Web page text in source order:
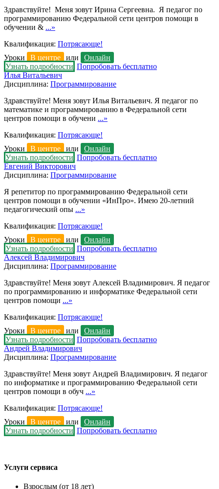
Здравствуйте! Меня зовут Ирина Сергеевна. Я педагог по
программированию Федеральной сети центров помощи в
обучении & ...»
Квалификация: Потрясающе!
Уроки
В центре или
Онлайн
Узнать подробности Попробовать бесплатно
Илья Витальевич
Дисциплина: Программирование
Здравствуйте! Меня зовут Илья Витальевич. Я педагог по
математике и программированию в Федеральной сети
центров помощи в обучени ...»
Квалификация: Потрясающе!
Уроки
В центре или
Онлайн
Узнать подробности Попробовать бесплатно
Евгений Викторович
Дисциплина: Программирование
Я репетитор по программированию Федеральной сети
центров помощи в обучении «ИнПро». Имею 20-летний
педагогический опы ...»
Квалификация: Потрясающе!
Уроки
В центре или
Онлайн
Узнать подробности Попробовать бесплатно
Алексей Владимирович
Дисциплина: Программирование
Здравствуйте! Меня зовут Алексей Владимирович. Я педагог
по программированию и информатике Федеральной сети
центров помощи ...»
Квалификация: Потрясающе!
Уроки
В центре или
Онлайн
Узнать подробности Попробовать бесплатно
Андрей Владимирович
Дисциплина: Программирование
Здравствуйте! Меня зовут Андрей Владимирович. Я педагог
по информатике и программированию Федеральной сети
центров помощи в обуч ...»
Квалификация: Потрясающе!
Уроки
В центре или
Онлайн
Узнать подробности Попробовать бесплатно
Услуги сервиса
Взрослым (от 18 лет)